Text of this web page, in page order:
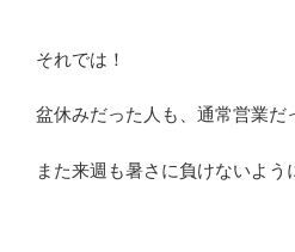
それでは！
盆休みだった人も、通常営業だ
また来週も暑さに負けないよう